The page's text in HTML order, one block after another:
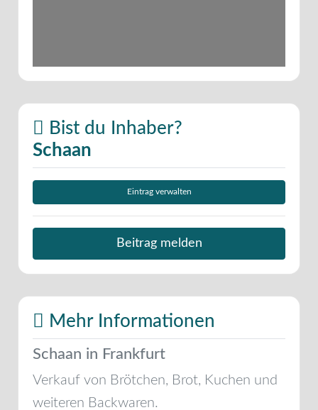
Bist du Inhaber?
Schaan
Eintrag verwalten
Beitrag melden
Mehr Informationen
Schaan in Frankfurt
Verkauf von Brötchen, Brot, Kuchen und
weiteren Backwaren.